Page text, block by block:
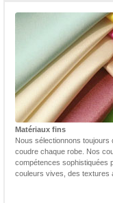
Matériaux fins
Nous sélectionnons toujours
coudre chaque robe. Nos
compétences sophistiquées
couleurs vives, des textures